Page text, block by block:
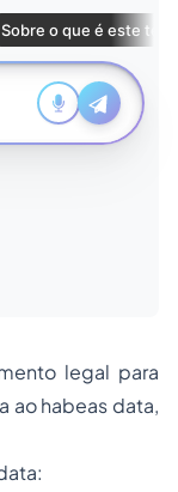
legal para
ao habeas data,